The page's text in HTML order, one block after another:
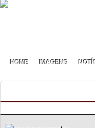
HOME IMAGENS